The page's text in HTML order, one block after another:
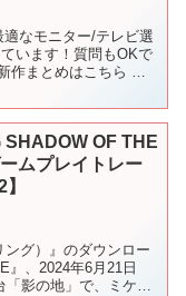
適なモニター/テレビ選
います！質問もOKで
作まとめはこちら 〇
SHADOW OF THE
ムプレイトレー
グ）』のダウンロー
』、2024年6月21日
「影の地」で、ミケラ